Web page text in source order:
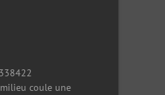
coule une